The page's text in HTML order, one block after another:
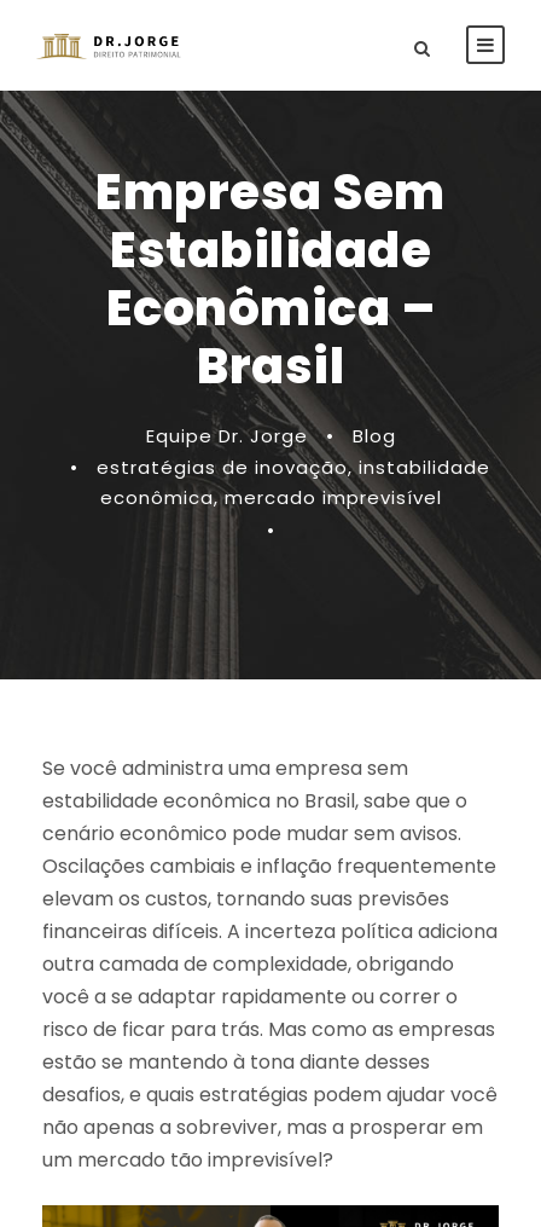
Empresa Sem
Estabilidade
Econômica –
Brasil
Equipe Dr. Jorge •
Blog
•
estratégias de inovação, instabilidade
econômica, mercado imprevisível
•
Se você administra uma empresa sem
estabilidade econômica no Brasil, sabe que o
cenário econômico pode mudar sem avisos.
Oscilações cambiais e inflação frequentemente
elevam os custos, tornando suas previsões
financeiras difíceis. A incerteza política adiciona
outra camada de complexidade, obrigando
você a se adaptar rapidamente ou correr o
risco de ficar para trás. Mas como as empresas
estão se mantendo à tona diante desses
desafios, e quais estratégias podem ajudar você
não apenas a sobreviver, mas a prosperar em
um mercado tão imprevisível?